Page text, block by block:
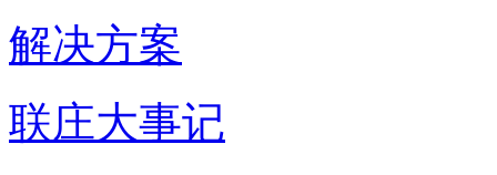
解决方案
联庄大事记